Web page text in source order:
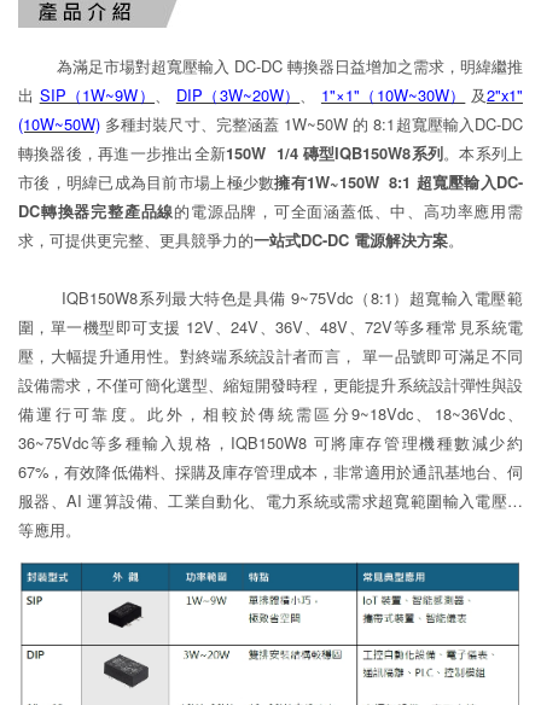
為滿足市場對超寬壓輸入 DC-DC 轉換器日益增加之需求，明緯繼推
出 SIP（1W~9W） DIP（3W~20W） 1"×1"（10W~30W） 及2"x1"
(10W~50W) 多種封裝尺寸、完整涵蓋 1W~50W 的 8:1超寬壓輸入DC-DC
轉換器後，再進一步推出全新150W 1/4 磚型IQB150W8系列。本系列上
市後，明緯已成為目前市場上極少數擁有1W~150W 8:1 超寬壓輸入DC-
DC轉換器完整產品線的電源品牌，可全面涵蓋低、中、高功率應用需
求，可提供更完整、更具競爭力的一站式DC-DC 電源解決方案。
IQB150W8系列最大特色是具備 9~75Vdc（8:1）超寬輸入電壓範
圍，單一機型即可支援 12V、24V、36V、48V、72V等多種常見系統電
壓，大幅提升通用性。對終端系統設計者而言， 單一品號即可滿足不同
設備需求，不僅可簡化選型、縮短開發時程，更能提升系統設計彈性與設
備運行可靠度。此外，相較於傳統需區分9~18Vdc、18~36Vdc、
36~75Vdc等多種輸入規格，IQB150W8 可將庫存管理機種數減少約
67%，有效降低備料、採購及庫存管理成本，非常適用於通訊基地台、伺
服器、AI 運算設備、工業自動化、電力系統或需求超寬範圍輸入電壓…
等應用。